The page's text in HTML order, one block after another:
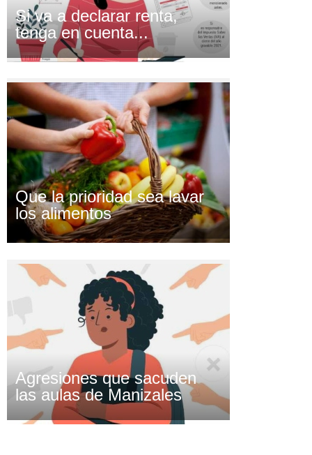
Si va a declarar renta,
tenga en cuenta...
Que la prioridad sea lavar
los alimentos
Agresiones que sacuden
las aulas de Manizales